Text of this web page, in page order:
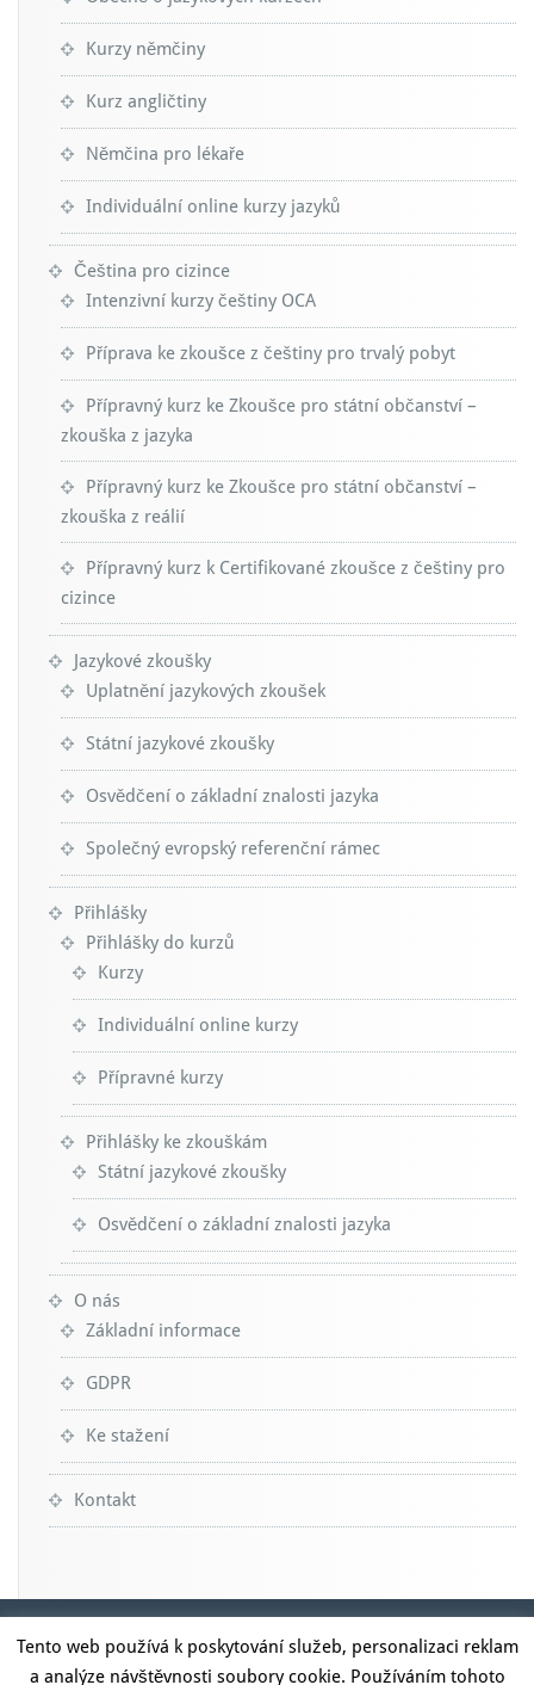
Kurzy němčiny
Kurz angličtiny
Němčina pro lékaře
Individuální online kurzy jazyků
Čeština pro cizince
Intenzivní kurzy češtiny OCA
Příprava ke zkoušce z češtiny pro trvalý pobyt
Přípravný kurz ke Zkoušce pro státní občanství –
zkouška z jazyka
Přípravný kurz ke Zkoušce pro státní občanství –
zkouška z reálií
Přípravný kurz k Certifikované zkoušce z češtiny pro
cizince
Jazykové zkoušky
Uplatnění jazykových zkoušek
Státní jazykové zkoušky
Osvědčení o základní znalosti jazyka
Společný evropský referenční rámec
Přihlášky
Přihlášky do kurzů
Kurzy
Individuální online kurzy
Přípravné kurzy
Přihlášky ke zkouškám
Státní jazykové zkoušky
Osvědčení o základní znalosti jazyka
O nás
Základní informace
GDPR
Ke stažení
Kontakt
Tento web používá k poskytování služeb, personalizaci reklam
a analýze návštěvnosti soubory cookie. Používáním tohoto